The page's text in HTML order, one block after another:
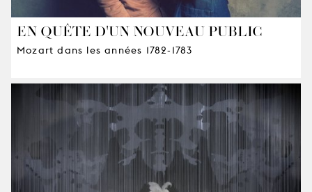
EN QUÊTE D'UN NOUVEAU PUBLIC
Mozart dans les années 1782-1783